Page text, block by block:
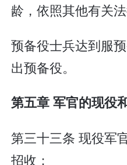
龄，依照其他有关法
预备役士兵达到服
出预备役。
第五章 军官的现役
第三十三条 现役军
招收：